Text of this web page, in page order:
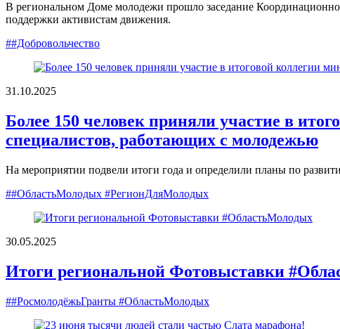
В региональном Доме молодежи прошло заседание
поддержки активистам движения.
##Добровольчество
31.10.2025
Более 150 человек приняли участие в
специалистов, работающих с молодежью
На мероприятии подвели итоги года и определили планы по
##ОбластьМолодых #РегионДляМолодых
30.05.2025
Итоги региональной Фотовыставки
##РосмолодёжьГранты #ОбластьМолодых